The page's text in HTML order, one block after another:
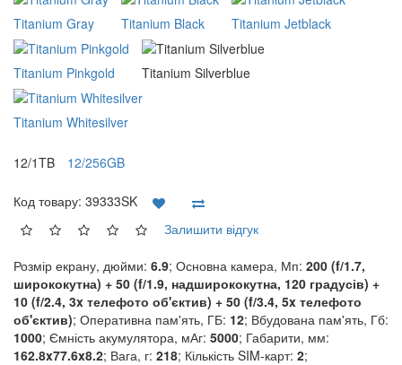
Titanium Gray Titanium Black Titanium Jetblack
Titanium Pinkgold Titanium Silverblue
Titanium Whitesilver
12/1TB 12/256GB
Код товару: 39333SK
Залишити відгук
Розмір екрану, дюйми: 6.9; Основна камера, Мп: 200 (f/1.7,
ширококутна) + 50 (f/1.9, надширококутна, 120 градусів) +
10 (f/2.4, 3x телефото об'єктив) + 50 (f/3.4, 5x телефото
об'єктив); Оперативна пам'ять, ГБ: 12; Вбудована пам'ять, Гб:
1000; Ємність акумулятора, мАг: 5000; Габарити, мм:
162.8x77.6x8.2; Вага, г: 218; Кількість SIM-карт: 2;